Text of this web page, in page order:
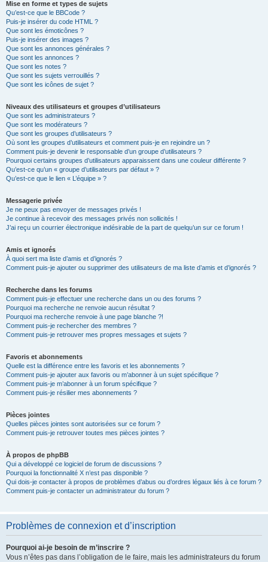
Mise en forme et types de sujets
Qu’est-ce que le BBCode ?
Puis-je insérer du code HTML ?
Que sont les émoticônes ?
Puis-je insérer des images ?
Que sont les annonces générales ?
Que sont les annonces ?
Que sont les notes ?
Que sont les sujets verrouillés ?
Que sont les icônes de sujet ?
Niveaux des utilisateurs et groupes d’utilisateurs
Que sont les administrateurs ?
Que sont les modérateurs ?
Que sont les groupes d’utilisateurs ?
Où sont les groupes d’utilisateurs et comment puis-je en rejoindre un ?
Comment puis-je devenir le responsable d’un groupe d’utilisateurs ?
Pourquoi certains groupes d’utilisateurs apparaissent dans une couleur différente ?
Qu’est-ce qu’un « groupe d’utilisateurs par défaut » ?
Qu’est-ce que le lien « L’équipe » ?
Messagerie privée
Je ne peux pas envoyer de messages privés !
Je continue à recevoir des messages privés non sollicités !
J’ai reçu un courrier électronique indésirable de la part de quelqu’un sur ce forum !
Amis et ignorés
À quoi sert ma liste d’amis et d’ignorés ?
Comment puis-je ajouter ou supprimer des utilisateurs de ma liste d’amis et d’ignorés ?
Recherche dans les forums
Comment puis-je effectuer une recherche dans un ou des forums ?
Pourquoi ma recherche ne renvoie aucun résultat ?
Pourquoi ma recherche renvoie à une page blanche ?!
Comment puis-je rechercher des membres ?
Comment puis-je retrouver mes propres messages et sujets ?
Favoris et abonnements
Quelle est la différence entre les favoris et les abonnements ?
Comment puis-je ajouter aux favoris ou m’abonner à un sujet spécifique ?
Comment puis-je m’abonner à un forum spécifique ?
Comment puis-je résilier mes abonnements ?
Pièces jointes
Quelles pièces jointes sont autorisées sur ce forum ?
Comment puis-je retrouver toutes mes pièces jointes ?
À propos de phpBB
Qui a développé ce logiciel de forum de discussions ?
Pourquoi la fonctionnalité X n’est pas disponible ?
Qui dois-je contacter à propos de problèmes d’abus ou d’ordres légaux liés à ce forum ?
Comment puis-je contacter un administrateur du forum ?
Problèmes de connexion et d’inscription
Pourquoi ai-je besoin de m’inscrire ?
Vous n’êtes pas dans l’obligation de le faire, mais les administrateurs du forum